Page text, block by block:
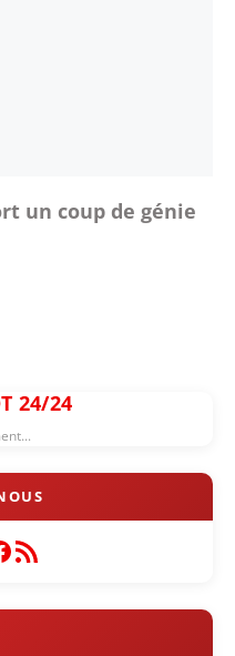
un coup de génie
24/24
Flux RSS